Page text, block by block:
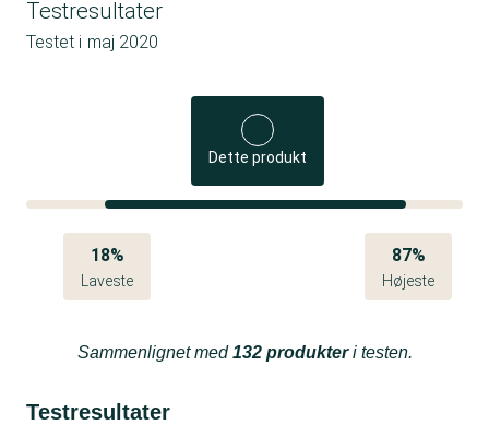
Testresultater
Testet i maj 2020
Dette produkt
18%
Laveste
87%
Højeste
Sammenlignet med132 produkteri testen.
Testresultater